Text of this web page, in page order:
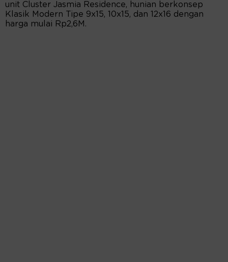
unit Cluster Jasmia Residence, hunian berkonsep
Klasik Modern Tipe 9x15, 10x15, dan 12x16 dengan
harga mulai Rp2,6M.